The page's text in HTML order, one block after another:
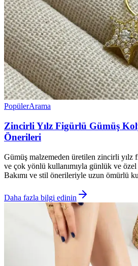
PopülerArama
Zincirli Yılz Figürlü Gümüş
Önerileri
Gümüş malzemeden üretilen zincirli yılz
ve çok yönlü kullanımıyla günlük ve
Bakımı ve stil önerileriyle uzun ömürlü
Daha fazla bilgi edinin